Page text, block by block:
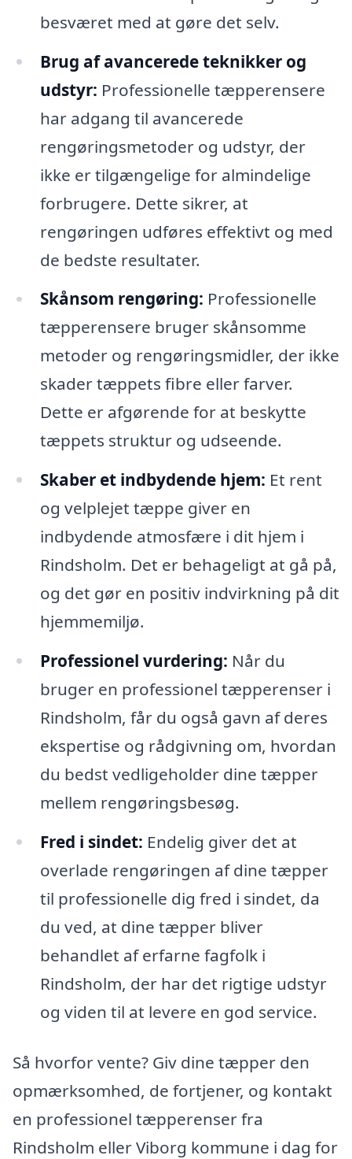
besværet med at gøre det selv.
Brug af avancerede teknikker og
udstyr: Professionelle tæpperensere
har adgang til avancerede
rengøringsmetoder og udstyr, der
ikke er tilgængelige for almindelige
forbrugere. Dette sikrer, at
rengøringen udføres effektivt og med
de bedste resultater.
Skånsom rengøring: Professionelle
tæpperensere bruger skånsomme
metoder og rengøringsmidler, der ikke
skader tæppets fibre eller farver.
Dette er afgørende for at beskytte
tæppets struktur og udseende.
Skaber et indbydende hjem: Et rent
og velplejet tæppe giver en
indbydende atmosfære i dit hjem i
Rindsholm. Det er behageligt at gå på,
og det gør en positiv indvirkning på dit
hjemmemiljø.
Professionel vurdering: Når du
bruger en professionel tæpperenser i
Rindsholm, får du også gavn af deres
ekspertise og rådgivning om, hvordan
du bedst vedligeholder dine tæpper
mellem rengøringsbesøg.
Fred i sindet: Endelig giver det at
overlade rengøringen af dine tæpper
til professionelle dig fred i sindet, da
du ved, at dine tæpper bliver
behandlet af erfarne fagfolk i
Rindsholm, der har det rigtige udstyr
og viden til at levere en god service.
Så hvorfor vente? Giv dine tæpper den
opmærksomhed, de fortjener, og kontakt
en professionel tæpperenser fra
Rindsholm eller Viborg kommune i dag for